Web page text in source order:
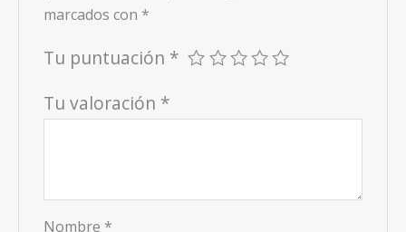
marcados con *
Tu puntuación *
Tu valoración *
Nombre *